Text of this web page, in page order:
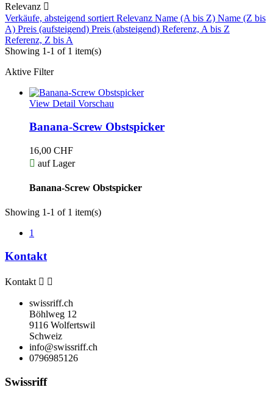
Relevanz 
Verkäufe, absteigend sortiert Relevanz Name (A bis Z) Name (Z bis
A) Preis (aufsteigend) Preis (absteigend) Referenz, A bis Z
Referenz, Z bis A
Showing 1-1 of 1 item(s)
Aktive Filter
View Detail Vorschau
Banana-Screw Obstspicker
16,00 CHF
 auf Lager
Banana-Screw Obstspicker
Showing 1-1 of 1 item(s)
1
Kontakt
Kontakt  
swissriff.ch
Böhlweg 12
9116 Wolfertswil
Schweiz
info@swissriff.ch
0796985126
Swissriff